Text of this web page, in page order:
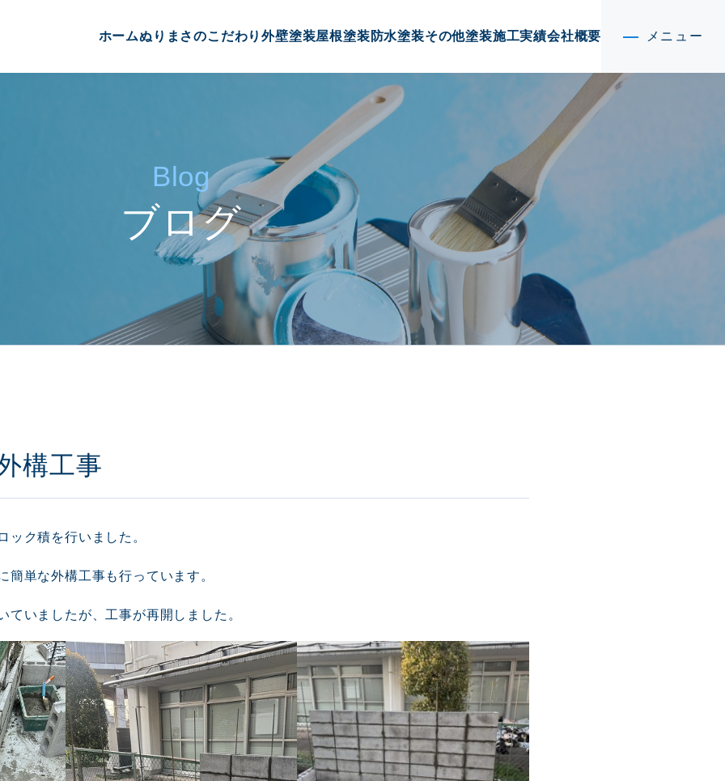
ホームぬりまさのこだわり外壁塗装屋根塗装 防水塗装その他塗装施工実績会社概要 メニュー
Blog
ブログ
構工事
ック積を行いました。
簡単な外構工事も行っています。
ていましたが、工事が再開しました。